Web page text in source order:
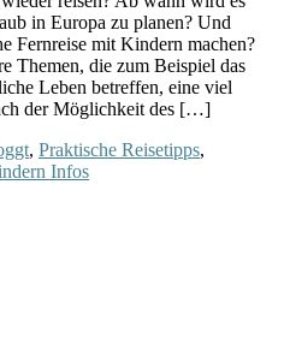
in Europa zu planen? Und
Fernreise mit Kindern machen?
Themen, die zum Beispiel das
Leben betreffen, eine viel
der Möglichkeit des […]
, Praktische Reisetipps,
Infos